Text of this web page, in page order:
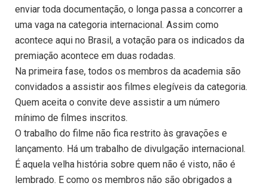
enviar toda documentação, o longa passa a concorrer a
uma vaga na categoria internacional. Assim como
acontece aqui no Brasil, a votação para os indicados da
premiação acontece em duas rodadas.
Na primeira fase, todos os membros da academia são
convidados a assistir aos filmes elegíveis da categoria.
Quem aceita o convite deve assistir a um número
mínimo de filmes inscritos.
O trabalho do filme não fica restrito às gravações e
lançamento. Há um trabalho de divulgação internacional.
É aquela velha história sobre quem não é visto, não é
lembrado. E como os membros não são obrigados a